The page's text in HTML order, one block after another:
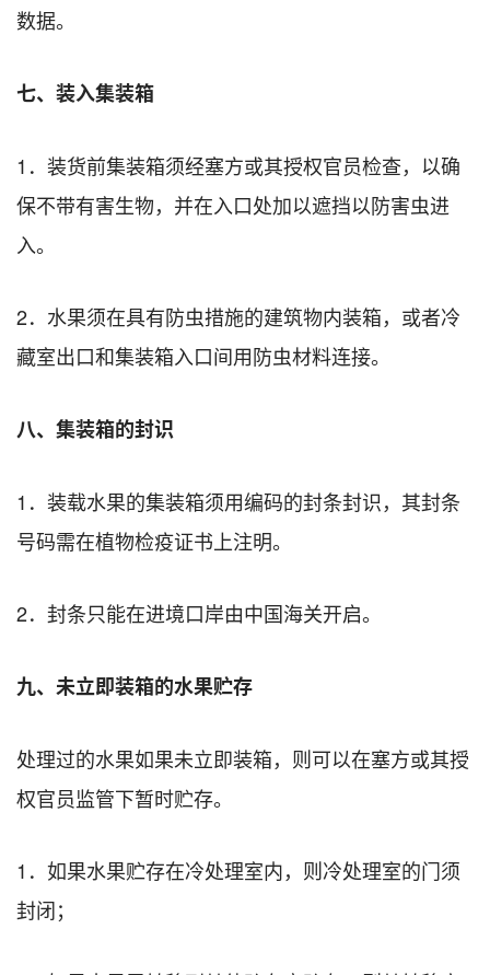
数据。
七、装入集装箱
1．装货前集装箱须经塞方或其授权官员检查，以确
保不带有害生物，并在入口处加以遮挡以防害虫进
入。
2．水果须在具有防虫措施的建筑物内装箱，或者冷
藏室出口和集装箱入口间用防虫材料连接。
八、集装箱的封识
1．装载水果的集装箱须用编码的封条封识，其封条
号码需在植物检疫证书上注明。
2．封条只能在进境口岸由中国海关开启。
九、未立即装箱的水果贮存
处理过的水果如果未立即装箱，则可以在塞方或其授
权官员监管下暂时贮存。
1．如果水果贮存在冷处理室内，则冷处理室的门须
封闭；